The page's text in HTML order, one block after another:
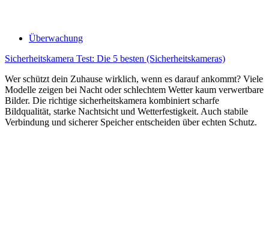
Überwachung
Sicherheitskamera Test: Die 5 besten (Sicherheitskameras)
Wer schützt dein Zuhause wirklich, wenn es darauf ankommt? Viele
Modelle zeigen bei Nacht oder schlechtem Wetter kaum verwertbare
Bilder. Die richtige sicherheitskamera kombiniert scharfe
Bildqualität, starke Nachtsicht und Wetterfestigkeit. Auch stabile
Verbindung und sicherer Speicher entscheiden über echten Schutz.